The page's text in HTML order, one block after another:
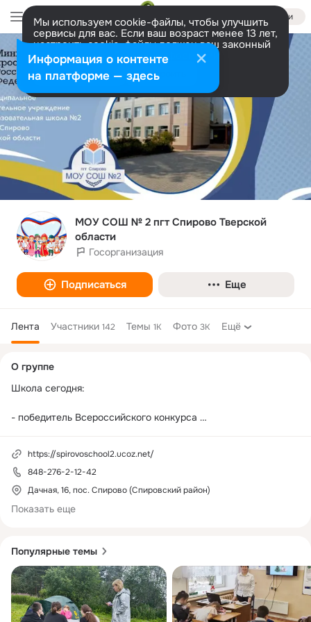
Войти
Мы используем cookie-файлы, чтобы улучшить
сервисы для вас. Если ваш возраст менее 13 лет,
настроить cookie-файлы должен ваш законный
представитель. Больше информации
Разрешить все Настроить
МОУ СОШ № 2 пгт Спирово Тверской
области
Госорганизация
Подписаться Еще
Лента Участники 142 Темы 1K Фото 3K Ещё
Популярные темы
колонка
О группе
Школа сегодня:
- победитель Всероссийского конкурса
инновационные образовательные программы РФ;
- победитель конкурсного отбора «Лучшее
общеобразовательное учреждение Спировского района»;
направленная на развитие системы образования и
экономики региона»;
- победитель конкурса "100 лучших школ России"
Всероссийского образовательного форума с вручением
https://spirovoschool2.ucoz.net/
848-276-2-12-42
Дачная, 16, пос. Спирово (Спировский район)
Показать еще
Информация о контенте
на платформе — здесь